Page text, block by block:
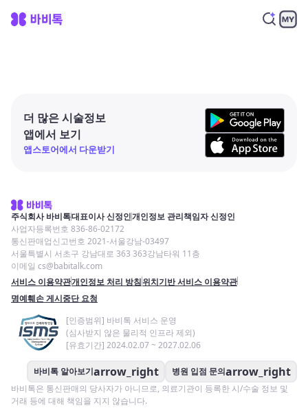
더 많은 시술정보
앱에서 보기
앱스토어에서 다운받기
주식회사 바비톡대표이사 신정인개인정보 관리책임자 신정인
사업자등록번호 836-86-02172
통신판매업신고번호 2021-서울강남-03497
서울특별시 서초구 강남대로 363 363강남타워 11층
이메일 cs@babitalk.com
서비스 이용약관개인정보 처리 방침위치기반 서비스 이용약관
명예훼손 게시중단 요청
[인증범위] 바비톡 서비스 운영
(심사받지 않은 물리적 인프라 제외)
[유효기간] 2024.02.07 ~ 2027.02.06
바비톡 알아보기arrow_right 병원 입점 문의arrow_right
바비톡은 통신판매의 당사자가 아니므로, 의료기관이 등록한 시/수술 정보 및
거래 등에 대해 책임을 지지 않습니다.